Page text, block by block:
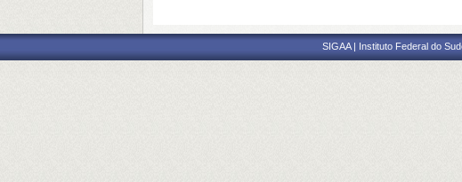
SIGAA | Instituto Federal do